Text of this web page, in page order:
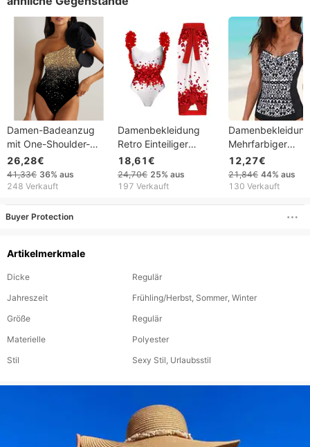
Damen-Badeanzug
mit One-Shoulder-
Ausschnitt,
Fischgrätenmuster,
Rüschen und
Urlaubsstil, normale
26,28€
41,33€ 36% aus
248 Verkauft
Damenbekleidung
Retro Einteiliger
Badeanzug Rückenfrei
Blumenrock
Badeanzug
18,61€
24,70€ 25% aus
197 Verkauft
Damenbekleidung
Mehrfarbiger
einteiliger
in großer Größe
einfarbiger
12,27€
21,84€ 44% aus
130 Verkauft
Buyer Protection
Artikelmerkmale
Dicke
Regulär
Jahreszeit
Frühling/Herbst, Sommer, Winter
Größe
Regulär
Materielle
Polyester
Stil
Sexy Stil, Urlaubsstil